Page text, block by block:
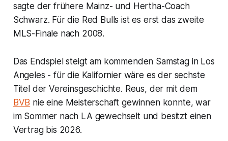
sagte der frühere Mainz- und Hertha-Coach
Schwarz. Für die Red Bulls ist es erst das zweite
MLS-Finale nach 2008.
Das Endspiel steigt am kommenden Samstag in Los
Angeles - für die Kalifornier wäre es der sechste
Titel der Vereinsgeschichte. Reus, der mit dem
BVB nie eine Meisterschaft gewinnen konnte, war
im Sommer nach LA gewechselt und besitzt einen
Vertrag bis 2026.